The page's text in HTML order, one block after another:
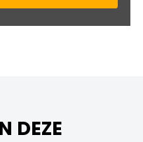
DEZE